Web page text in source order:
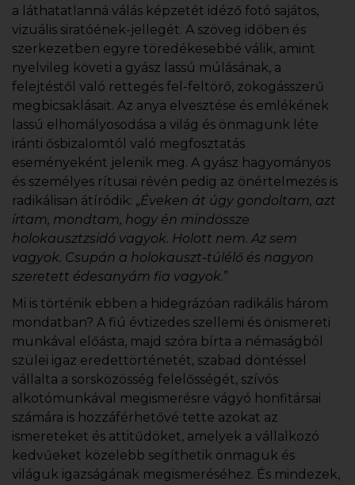
a láthatatlanná válás képzetét idéző fotó sajátos,
vizuális siratóének-jellegét. A szöveg időben és
szerkezetben egyre töredékesebbé válik, amint
nyelvileg követi a gyász lassú múlásának, a
felejtéstől való rettegés fel-feltörő, zokogásszerű
megbicsaklásait. Az anya elvesztése és emlékének
lassú elhomályosodása a világ és önmagunk léte
iránti ősbizalomtól való megfosztatás
eseményeként jelenik meg. A gyász hagyományos
és személyes rítusai révén pedig az önértelmezés is
radikálisan átíródik: „Éveken át úgy gondoltam, azt
írtam, mondtam, hogy én mindössze
holokausztzsidó vagyok. Holott nem. Az sem
vagyok. Csupán a holokauszt-túlélő és nagyon
szeretett édesanyám fia vagyok.”
Mi is történik ebben a hidegrázóan radikális három
mondatban? A fiú évtizedes szellemi és önismereti
munkával előásta, majd szóra bírta a némaságból
szülei igaz eredettörténetét, szabad döntéssel
vállalta a sorsközösség felelősségét, szívós
alkotómunkával megismerésre vágyó honfitársai
számára is hozzáférhetővé tette azokat az
ismereteket és attitűdöket, amelyek a vállalkozó
kedvűeket közelebb segíthetik önmaguk és
világuk igazságának megismeréséhez. És mindezek,